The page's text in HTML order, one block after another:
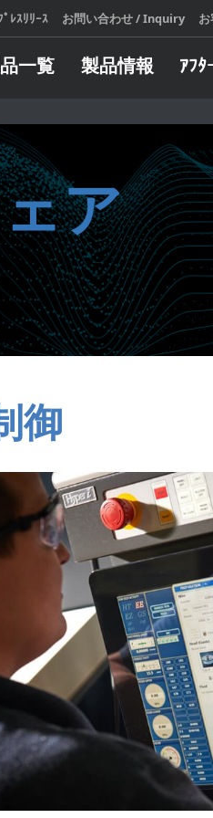
ﾟﾚｽﾘﾘｰｽ お問い合わせ / Inquiry
カタ
をご
一覧 製品情報
ン
交換装置
ルロボット
ステム
換／搬送システ
テム
ステム
エンジニア
ターンキー
ｱﾌﾀ
アフ
設備
が発
対応
メールマガジンのご登録
ール
程表
のご案内
スのご案内
のご案内
会社
マキ
人、
頼し
全て
自ら
方に
ィ・
しま
ア
御